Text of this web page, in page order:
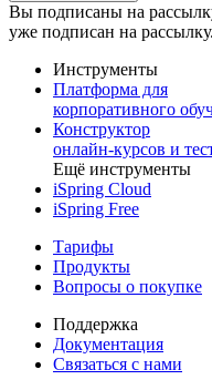
Вы подписаны на
уже подписан на рассылку.
Инструменты
Платформа для
корпоративного
Конструктор
онлайн-курсов и
Ещё инструменты
iSpring Cloud
iSpring Free
Тарифы
Продукты
Вопросы о покупке
Поддержка
Документация
Связаться с нами